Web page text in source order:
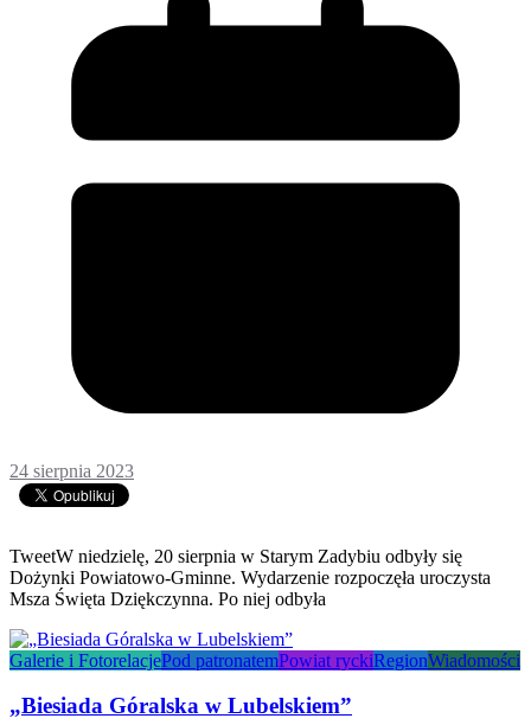
24 sierpnia 2023
TweetW niedzielę, 20 sierpnia w Starym Zadybiu odbyły się
Dożynki Powiatowo-Gminne. Wydarzenie rozpoczęła uroczysta
Msza Święta Dziękczynna. Po niej odbyła
Galerie i FotorelacjePod patronatemPowiat ryckiRegionWiadomości
„Biesiada Góralska w Lubelskiem”